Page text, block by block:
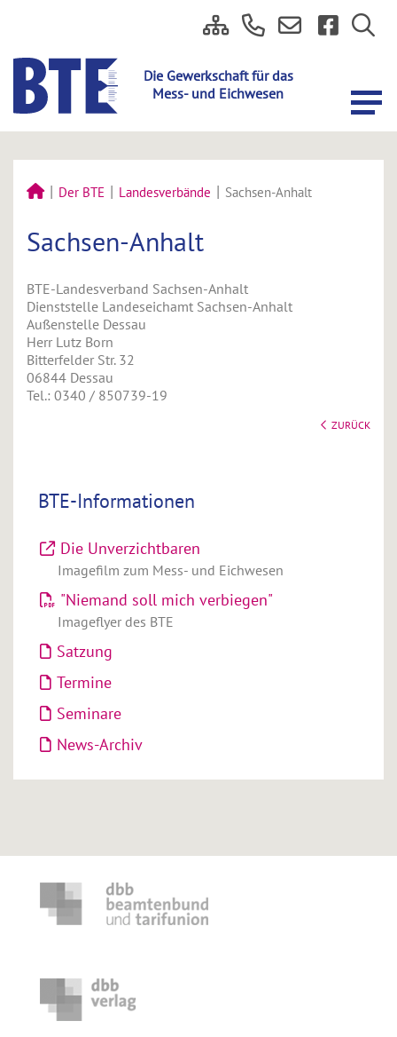
Der BTE Landesverbände Sachsen-Anhalt
Sachsen-Anhalt
BTE-Landesverband Sachsen-Anhalt
Dienststelle Landeseichamt Sachsen-Anhalt
Außenstelle Dessau
Herr Lutz Born
Bitterfelder Str. 32
06844 Dessau
Tel.: 0340 / 850739-19
ZURÜCK
BTE-Informationen
Die Unverzichtbaren
Imagefilm zum Mess- und Eichwesen
"Niemand soll mich verbiegen"
Imageflyer des BTE
Satzung
Termine
Seminare
News-Archiv